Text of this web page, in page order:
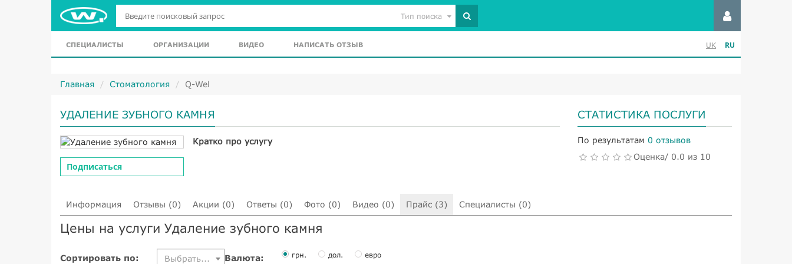
Тип поиска
СПЕЦИАЛИСТЫ ОРГАНИЗАЦИИ ВИДЕО НАПИСАТЬ ОТЗЫВ UK RU
Главная Стоматология Q-Wel
УДАЛЕНИЕ ЗУБНОГО КАМНЯ
Подписаться
Кратко про услугу
СТАТИСТИКА ПОСЛУГИ
По результатам 0 отзывов
Оценка/ 0.0 из 10
Информация Отзывы (0) Акции (0) Ответы (0) Фото (0) Видео (0) Прайс (3) Специалисты (0)
Цены на услуги Удаление зубного камня
Сортировать по: Выбрать... Валюта: грн. дол. евро